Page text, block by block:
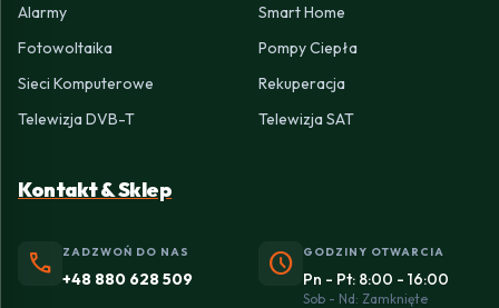
Alarmy
Smart Home
Fotowoltaika
Pompy Ciepła
Sieci Komputerowe
Rekuperacja
Telewizja DVB-T
Telewizja SAT
Kontakt & Sklep
phone ZADZWOŃ DO NAS
+48 880 628 509 schedule GODZINY OTWARCIA
Pn - Pt: 8:00 - 16:00
Sob - Nd: Zamknięte